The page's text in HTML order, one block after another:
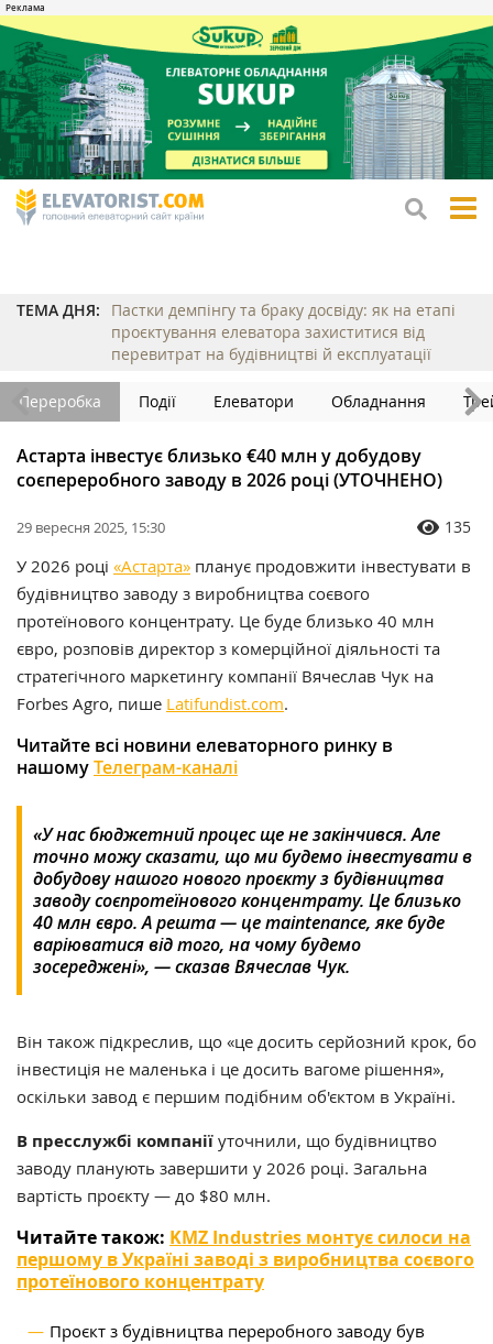
ТЕМА ДНЯ:
Пастки демпінгу та браку досвіду: як на етапі
проєктування елеватора захиститися від
перевитрат на будівництві й експлуатації
Переробка Події Елеватори Обладнання
Астарта інвестує близько €40 млн у добудову
соєпереробного заводу в 2026 році (УТОЧНЕНО)
29 вересня 2025, 15:30 135
У 2026 році «Астарта» планує продовжити інвестувати в
будівництво заводу з виробництва соєвого
протеїнового концентрату. Це буде близько 40 млн
євро, розповів директор з комерційної діяльності та
стратегічного маркетингу компанії Вячеслав Чук на
Forbes Agro, пише Latifundist.com.
Читайте всі новини елеваторного ринку в
нашомуТелеграм-каналі
«У нас бюджетний процес ще не закінчився. Але
точно можу сказати, що ми будемо інвестувати в
добудову нашого нового проєкту з будівництва
заводу соєпротеїнового концентрату. Це близько
40 млн євро. А решта — це maintenance, яке буде
варіюватися від того, на чому будемо
зосереджені», — сказав Вячеслав Чук.
Він також підкреслив, що «це досить серйозний крок, бо
інвестиція не маленька і це досить вагоме рішення»,
оскільки завод є першим подібним об'єктом в Україні.
В пресслужбі компанії уточнили, що будівництво
заводу планують завершити у 2026 році. Загальна
вартість проєкту — до $80 млн.
Читайте також: KMZ Industries монтує силоси на
першому в Україні заводі з виробництва соєвого
протеїнового концентрату
Проєкт з будівництва переробного заводу був